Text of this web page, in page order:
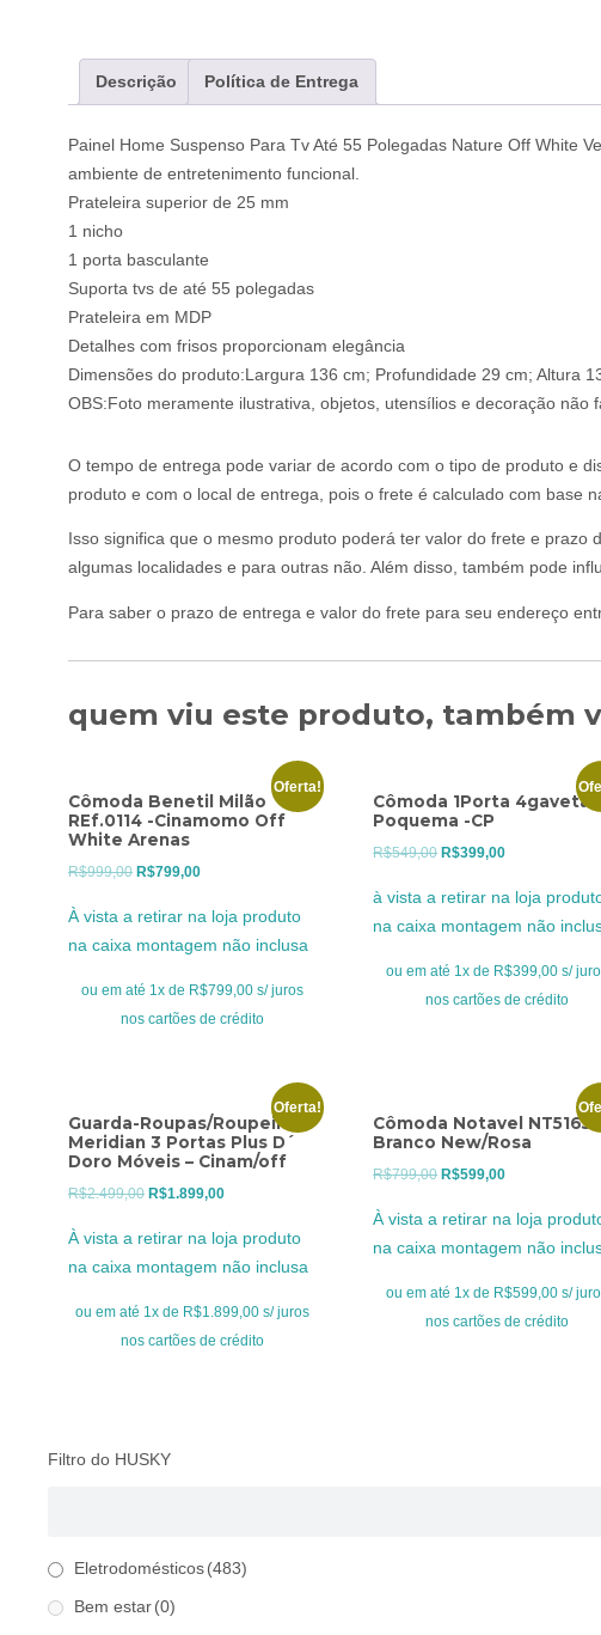
Descrição Política de Entrega
Painel Home Suspenso Para Tv Até 55 Polegadas Nature Off White
ambiente de entretenimento funcional.
Prateleira superior de 25 mm
1 nicho
1 porta basculante
Suporta tvs de até 55 polegadas
Prateleira em MDP
Detalhes com frisos proporcionam elegância
Dimensões do produto:Largura 136 cm; Profundidade 29 cm; Altura
OBS:Foto meramente ilustrativa, objetos, utensílios e decoração não
O tempo de entrega pode variar de acordo com o tipo de produto e
produto e com o local de entrega, pois o frete é calculado com base
Isso significa que o mesmo produto poderá ter valor do frete e
algumas localidades e para outras não. Além disso, também pode
Para saber o prazo de entrega e valor do frete para seu endereço
quem viu este produto, também
Oferta!
Cômoda Benetil Milão
REf.0114 -Cinamomo Off
White Arenas
R$999,00 O
R$999,00.
R$799,00O
atual
R$799,00.
À vista a retirar na loja produto
na caixa montagem não inclusa
ou em até 1x de R$799,00 s/ juros
nos cartões de crédito
Cômoda 1Porta 4gavetas
Poquema -CP
R$549,00 O
R$549,00.
R$399,00O
atual
R$399,00.
à vista a retirar na loja
na caixa montagem não
ou em até 1x de R$399,00 s/
nos cartões de crédito
Oferta!
Guarda-Roupas/Roupeiro
Meridian 3 Portas Plus D´
Doro Móveis – Cinam/off
R$2.499,00 O
R$2.499,00.
R$1.899,00O
atual
R$1.899,00.
À vista a retirar na loja produto
na caixa montagem não inclusa
ou em até 1x de R$1.899,00 s/ juros
nos cartões de crédito
Cômoda Notavel NT5165 –
Branco New/Rosa
R$799,00 O
R$799,00.
R$599,00O
atual
R$599,00.
À vista a retirar na loja
na caixa montagem não
ou em até 1x de R$599,00 s/
nos cartões de crédito
Filtro do HUSKY
Eletrodomésticos (483)
Bem estar (0)